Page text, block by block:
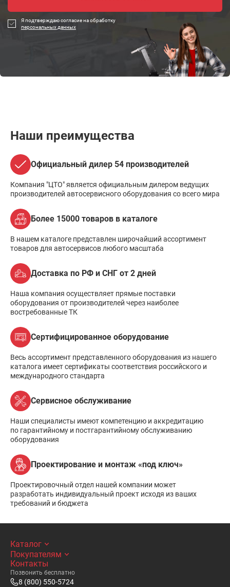
Я подтверждаю согласие на обработку
персональных данных
Наши преимущества
Официальный дилер 54 производителей
Компания "ЦТО" является официальным дилером ведущих
производителей автосервисного оборудования со всего мира
Более 15000 товаров в каталоге
В нашем каталоге представлен широчайший ассортимент
товаров для автосервисов любого масштаба
Доставка по РФ и СНГ от 2 дней
Наша компания осуществляет прямые поставки
оборудования от производителей через наиболее
востребованные ТК
Сертифицированное оборудование
Весь ассортимент представленного оборудования из нашего
каталога имеет сертификаты соответствия российского и
международного стандарта
Сервисное обслуживание
Наши специалисты имеют компетенцию и аккредитацию
по гарантийному и постгарантийному обслуживанию
оборудования
Проектирование и монтаж «под ключ»
Проектировочный отдел нашей компании может
разработать индивидуальный проект исходя из ваших
требований и бюджета
Каталог
Покупателям
Контакты
Позвонить бесплатно
8 (800) 550-5724